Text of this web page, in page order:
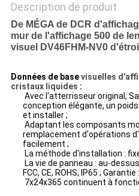
Description de produit
De MÉGA de DCR
mur de l'affichage 500 de
visuel DV46FHM-NV0
Données de basevisuelles
cristaux liquides :
Avec l'atterrisseur original,
conception élégante, un
et installer ;
Adaptant les composants
remplacement d'opérations
facilement ;
La méthode d'installation :
La vie de panneau : au-
FCC, CE, ROHS, IP65 ; Garantie
7x24x365 continuent à